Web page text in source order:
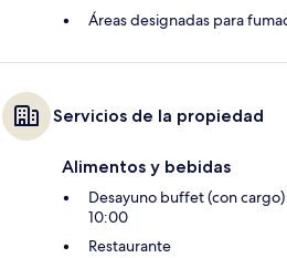
Áreas designadas para
Servicios de la propiedad
Alimentos y bebidas
Desayuno buffet (con
10:00
Restaurante